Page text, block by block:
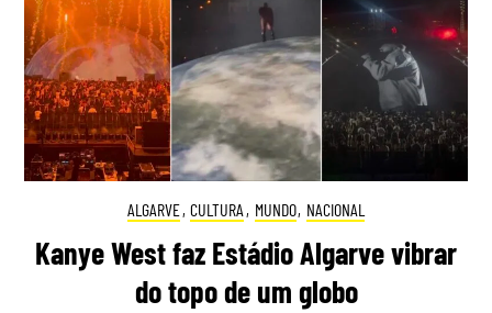
ALGARVE, CULTURA , MUNDO, NACIONAL
Kanye West faz Estádio Algarve vibrar
do topo de um globo